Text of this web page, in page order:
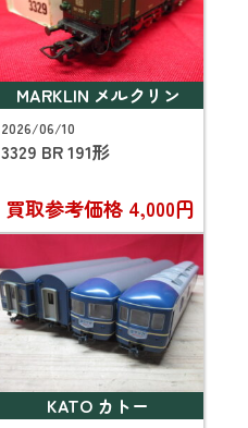
MARKLIN メルクリン
2026/06/10
3329 BR 191形
買取参考価格 4,000円
KATO カトー